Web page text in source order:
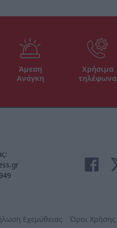
Άμεση
Ανάγκη
Χρήσιμα
τηλέφωνα
Εχεμύθειας Όροι Χρήσης